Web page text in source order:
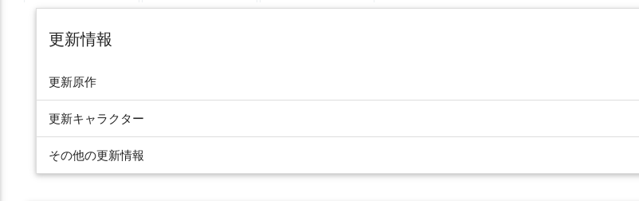
更新情報
更新原作
更新キャラクター
その他の更新情報